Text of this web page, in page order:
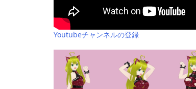
Youtubeチャンネルの登録